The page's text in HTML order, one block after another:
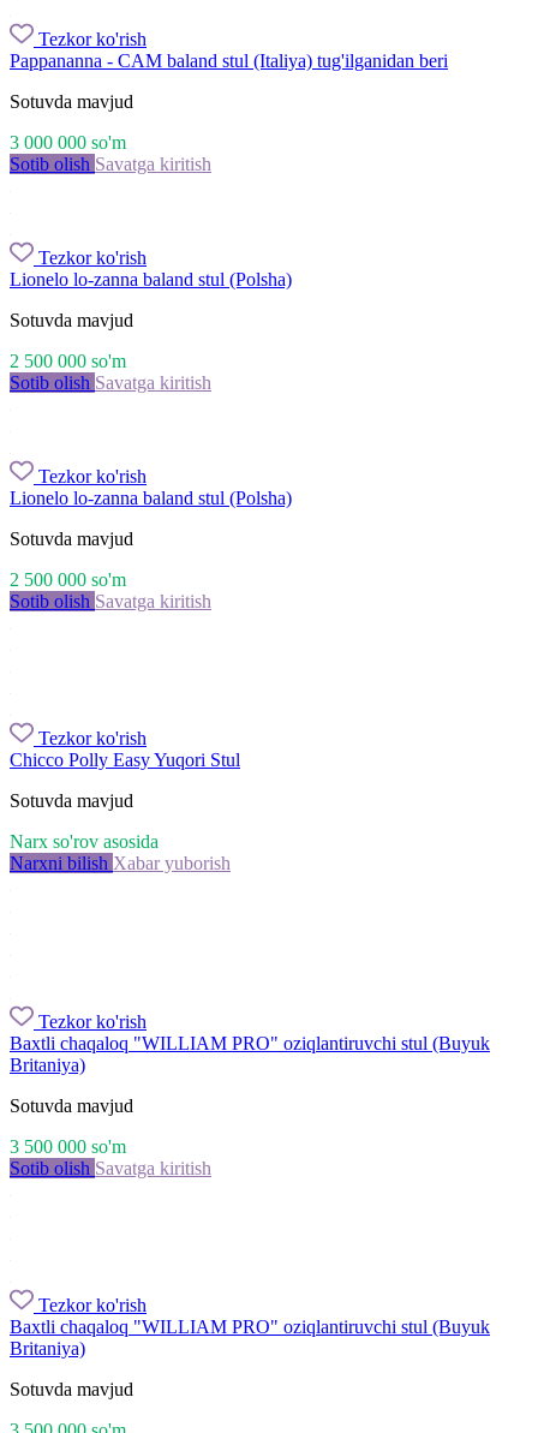
Tezkor ko'rish
Pappananna - CAM baland stul (Italiya) tug'ilganidan beri
Sotuvda mavjud
3 000 000 so'm
Sotib olish Savatga kiritish
Tezkor ko'rish
Lionelo lo-zanna baland stul (Polsha)
Sotuvda mavjud
2 500 000 so'm
Sotib olish Savatga kiritish
Tezkor ko'rish
Lionelo lo-zanna baland stul (Polsha)
Sotuvda mavjud
2 500 000 so'm
Sotib olish Savatga kiritish
Tezkor ko'rish
Chicco Polly Easy Yuqori Stul
Sotuvda mavjud
Narx so'rov asosida
Narxni bilish Xabar yuborish
Tezkor ko'rish
Baxtli chaqaloq "WILLIAM PRO" oziqlantiruvchi stul (Buyuk
Britaniya)
Sotuvda mavjud
3 500 000 so'm
Sotib olish Savatga kiritish
Tezkor ko'rish
Baxtli chaqaloq "WILLIAM PRO" oziqlantiruvchi stul (Buyuk
Britaniya)
Sotuvda mavjud